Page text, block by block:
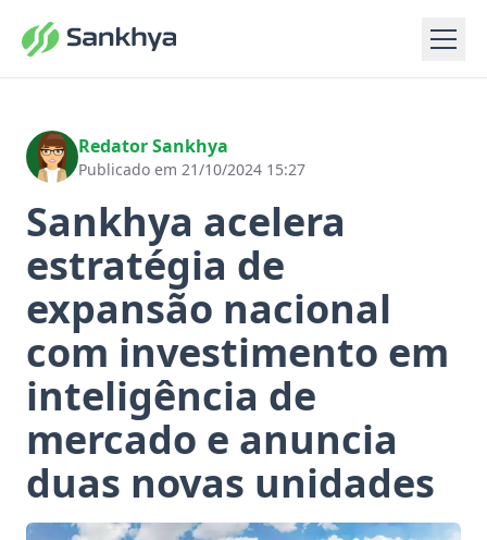
Redator Sankhya
Publicado em 21/10/2024 15:27
Sankhya acelera
estratégia de
expansão nacional
com investimento em
inteligência de
mercado e anuncia
duas novas unidades